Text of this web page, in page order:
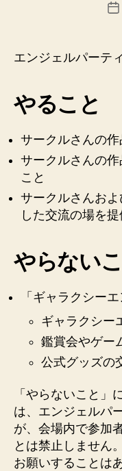
投
エンジェルパーテ
やること
サークルさんの
サークルさんの
こと
サークルさんお
した交流の場を
やらない
「ギャラクシー
ギャラクシー
鑑賞会やゲー
公式グッズの
「やらないこと」
は、エンジェルパ
が、会場内で参加
とは禁止しません
お願いすることは